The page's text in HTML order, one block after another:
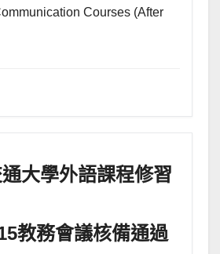
Courses (After
大學外語課程修習
教務會議核備通過